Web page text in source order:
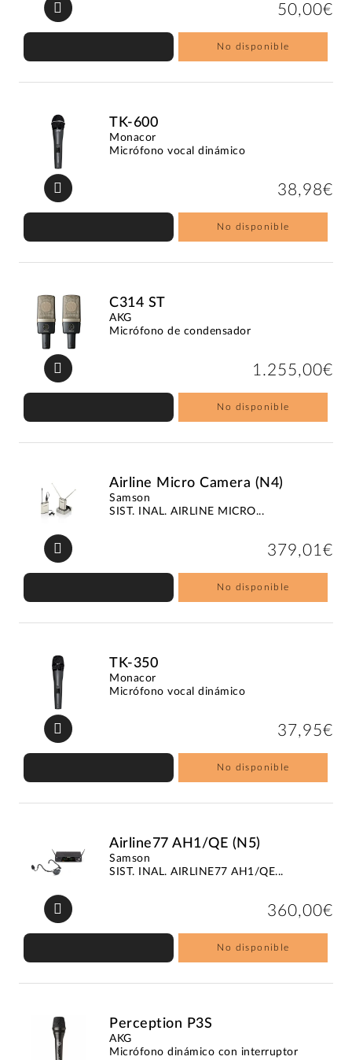
50,00€
No disponible
TK-600
Monacor
Micrófono vocal dinámico
38,98€
No disponible
C314 ST
AKG
Micrófono de condensador
1.255,00€
No disponible
Airline Micro Camera (N4)
Samson
SIST. INAL. AIRLINE MICRO...
379,01€
No disponible
TK-350
Monacor
Micrófono vocal dinámico
37,95€
No disponible
Airline77 AH1/QE (N5)
Samson
SIST. INAL. AIRLINE77 AH1/QE...
360,00€
No disponible
Perception P3S
AKG
Micrófono dinámico con interruptor